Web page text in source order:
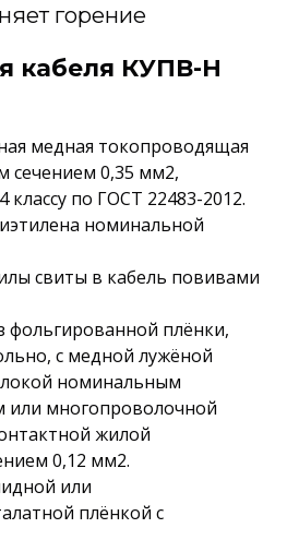
горение
кабеля КУПВ-Н
медная токопроводящая
0,35 мм2,
по ГОСТ 22483-2012.
номинальной
свиты в кабель повивами
фольгированной плёнки,
с медной лужёной
номинальным
или многопроволочной
жилой
0,12 мм2.
или
плёнкой с